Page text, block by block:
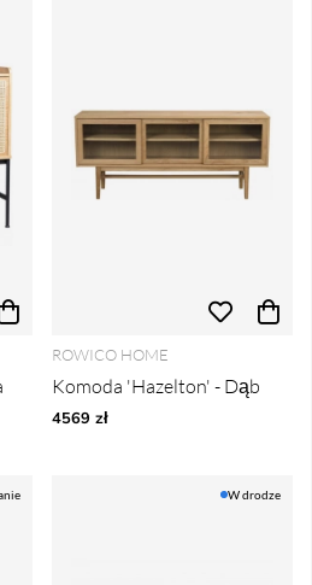
ROWICO HOME
Komoda 'Hazelton' - Dąb
4569 zł
W drodze